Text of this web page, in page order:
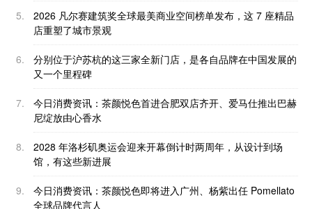
5.
2026 凡尔赛建筑奖全球最美商业空间榜单发布，这 7 座精品
店重塑了城市景观
6.
分别位于沪苏杭的这三家全新门店，是各自品牌在中国发展的
又一个里程碑
7.
今日消费资讯：茶颜悦色首进合肥双店齐开、爱马仕推出巴赫
尼绽放由心香水
8.
2028 年洛杉矶奥运会迎来开幕倒计时两周年，从设计到场
馆，有这些新进展
9.
今日消费资讯：茶颜悦色即将进入广州、杨紫出任 Pomellato
全球品牌代言人